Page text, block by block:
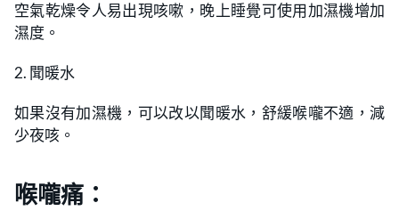
空氣乾燥令人易出現咳嗽，晚上睡覺可使用加濕機增加
濕度。
2. 聞暖水
如果沒有加濕機，可以改以聞暖水，舒緩喉嚨不適，減
少夜咳。
喉嚨痛：